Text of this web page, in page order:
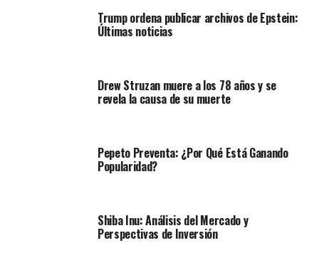
Trump ordena publicar archivos de Epstein:
Últimas noticias
Drew Struzan muere a los 78 años y se
revela la causa de su muerte
Pepeto Preventa: ¿Por Qué Está Ganando
Popularidad?
Shiba Inu: Análisis del Mercado y
Perspectivas de Inversión